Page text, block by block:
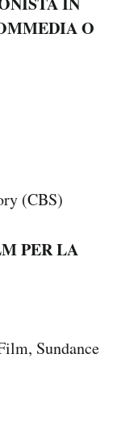
O
(CBS)
PER LA
Sundance